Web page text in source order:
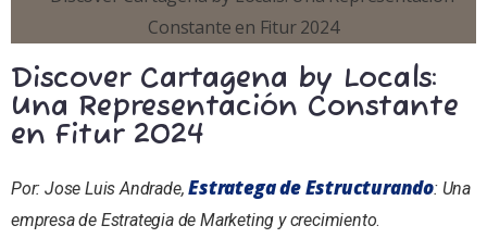
Discover Cartagena by Locals:
Una Representación Constante
en Fitur 2024
Por: Jose Luis Andrade, Estratega de Estructurando: Una
empresa de Estrategia de Marketing y crecimiento.